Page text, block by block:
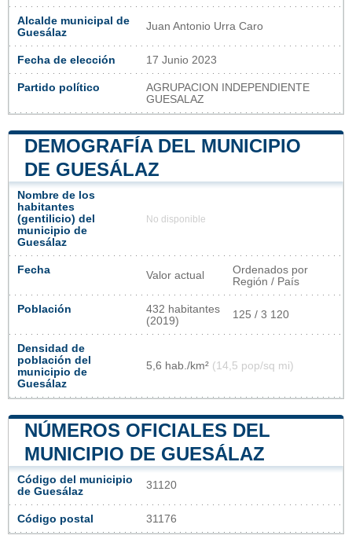
Alcalde municipal de
Guesálaz
Juan Antonio Urra Caro
Fecha de elección 17 Junio 2023
Partido político
AGRUPACION INDEPENDIENTE
GUESALAZ
DEMOGRAFÍA DEL MUNICIPIO
DE GUESÁLAZ
Nombre de los
habitantes
(gentilicio) del
municipio de
Guesálaz
No disponible
Fecha Valor actual
Ordenados por
Región / País
Población
432 habitantes
(2019)
125 / 3 120
Densidad de
población del
municipio de
Guesálaz
5,6 hab./km² (14,5 pop/sq mi)
NÚMEROS OFICIALES DEL
MUNICIPIO DE GUESÁLAZ
Código del municipio
de Guesálaz
31120
Código postal 31176